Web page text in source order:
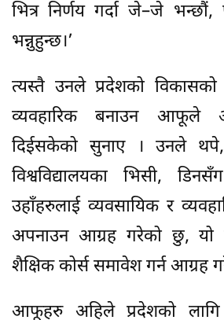
भित्र निर्णय गर्दा जे–जे भन्छौं,
भन्नुहुन्छ।’
त्यस्तै उनले प्रदेशको विकासको
व्यवहारिक बनाउन आफूले
दिईसकेको सुनाए । उनले
विश्वविद्यालयका भिसी,
उहाँहरुलाई व्यवसायिक र
अपनाउन आग्रह गरेको छु, यो
शैक्षिक कोर्स समावेश गर्न आग्रह
आफूहरु अहिले प्रदेशको